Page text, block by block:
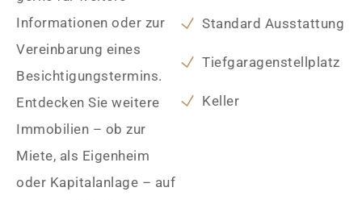
Informationen oder zur
Vereinbarung eines
Besichtigungstermins.
Entdecken Sie weitere
Immobilien – ob zur
Miete, als Eigenheim
oder Kapitalanlage – auf
Standard Ausstattung
Tiefgaragenstellplatz
Keller